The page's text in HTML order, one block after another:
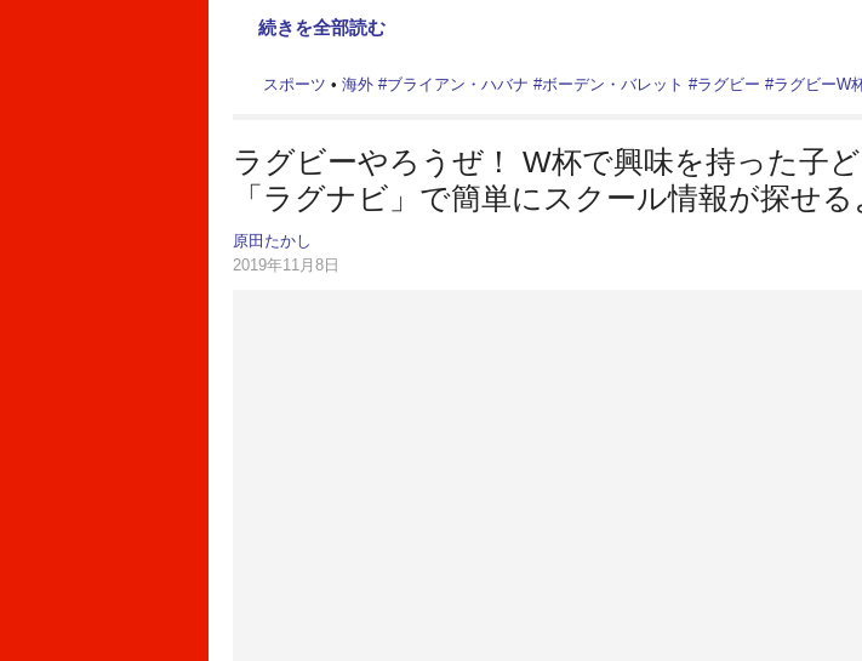
続きを全部読む
スポーツ • 海外 #ブライアン・ハバナ #ボーデン・バレット #ラグビー #ラグビーW
ラグビーやろうぜ！ W杯で興味を持った子
「ラグナビ」で簡単にスクール情報が探せる
原田たかし
2019年11月8日